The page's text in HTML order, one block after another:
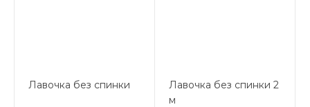
Лавочка без спинки
Лавочка без спинки 2
м